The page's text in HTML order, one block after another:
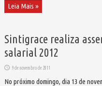
Leia Mais »
Sintigrace realiza
salarial 2012
9 de novembro de 2011
No próximo domingo, dia 13 de